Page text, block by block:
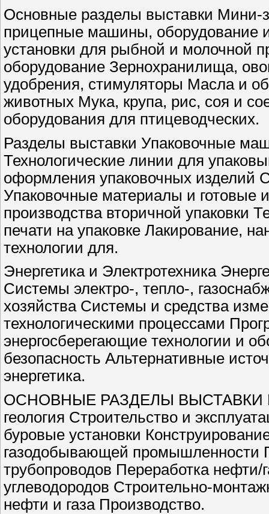
Основные разделы выставки Мини-
прицепные машины, оборудование
установки для рыбной и молочной
оборудование Зернохранилища,
удобрения, стимуляторы Масла и
животных Мука, крупа, рис, соя и
оборудования для птицеводческих.
Разделы выставки Упаковочные
Технологические линии для
оформления упаковочных изделий
Упаковочные материалы и готовые
производства вторичной упаковки
печати на упаковке Лакирование,
технологии для.
Энергетика и Электротехника
Системы электро-, тепло-,
хозяйства Системы и средства
технологическими процессами
энергосберегающие технологии и
безопасность Альтернативные
энергетика.
ОСНОВНЫЕ РАЗДЕЛЫ ВЫСТАВКИ
геология Строительство и
буровые установки
газодобывающей промышленности
трубопроводов Переработка нефти/
углеводородов Строительно-
нефти и газа Производство.